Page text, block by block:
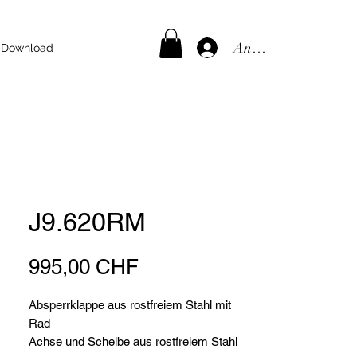
Download Anmelden
J9.620RM
995,00 CHFPreis
Absperrklappe aus rostfreiem Stahl mit
Rad
Achse und Scheibe aus rostfreiem Stahl